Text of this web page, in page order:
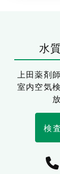
水
上田薬剤
室内空気
検